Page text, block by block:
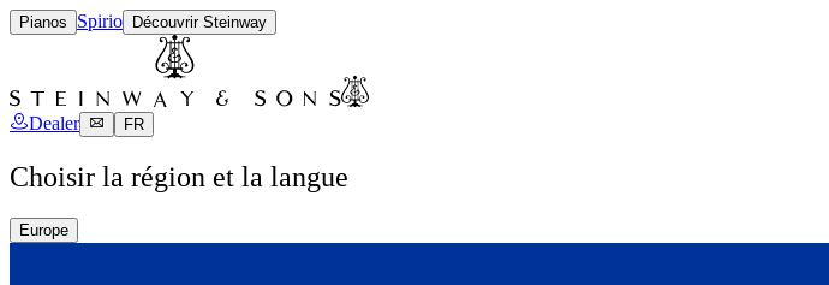
Pianos Spirio Découvrir Steinway
Dealer FR
Choisir la région et la langue
Europe